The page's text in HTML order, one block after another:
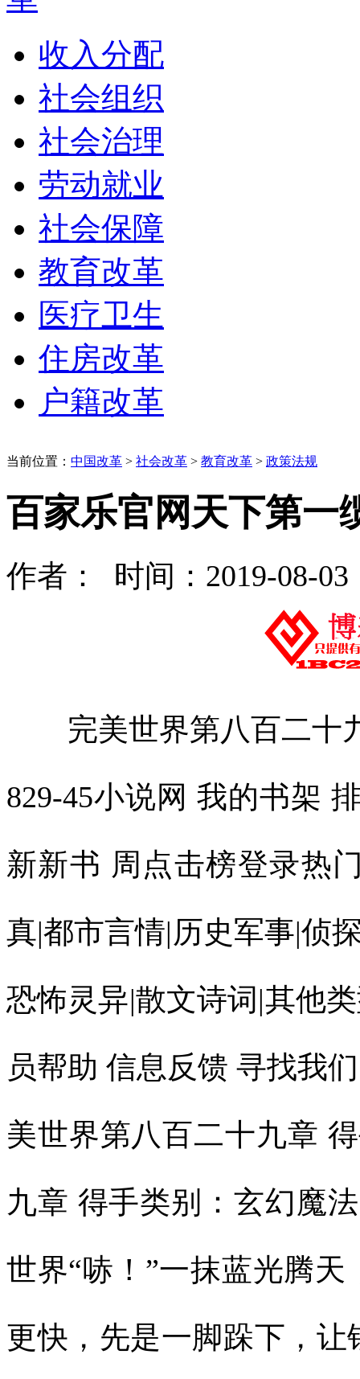
收入分配
社会组织
社会治理
劳动就业
社会保障
教育改革
医疗卫生
住房改革
户籍改革
当前位置： 中国改革 > 社会改革 > 教育改革 > 政策法规
百家乐官网天下第一
作者： 时间：2019-08-03
完美世界第八百二十
829-45小说网 我的书架
新新书 周点击榜登录热
真|都市言情|历史军事|侦
恐怖灵异|散文诗词|其他
员帮助 信息反馈 寻找我
美世界第八百二十九章
九章 得手类别：玄幻魔
世界“哧！”一抹蓝光腾
更快，先是一脚跺下，